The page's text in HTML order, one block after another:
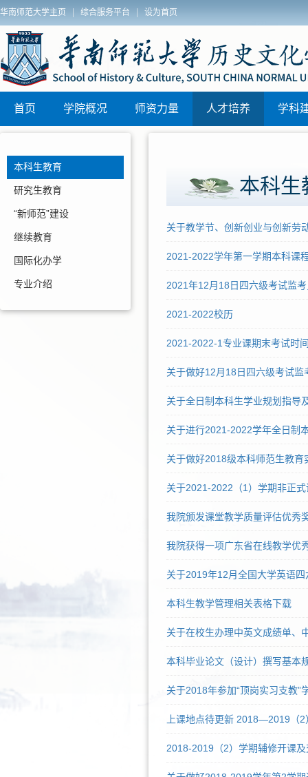
华南师范大学主页 综合服务平台 设为首页
院2025年秋季博士学位论文答辩安排
历史文化学
区)联动教研
首页 学院概况 师资力量 人才培养 学科
本科生教育
研究生教育
“新师范”建设
继续教育
国际化办学
专业介绍
本科生
关于教学节、创新创业与创新劳
2021-2022学年第一学期本科课
2021年12月18日四六级考试监
2021-2022校历
2021-2022-1专业课期末考试时
关于做好12月18日四六级考试
关于全日制本科生学业规划指导
关于进行2021-2022学年全日制
关于做好2018级本科师范生教
关于2021-2022（1）学期非正
我院颁发课堂教学质量评估优秀
我院获得一项广东省在线教学优
关于2019年12月全国大学英语
本科生教学管理相关表格下载
关于在校生办理中英文成绩单、
本科毕业论文（设计）撰写基本
关于2018年参加“顶岗实习支教”
上课地点待更新 2018—2019（
2018-2019（2）学期辅修开课